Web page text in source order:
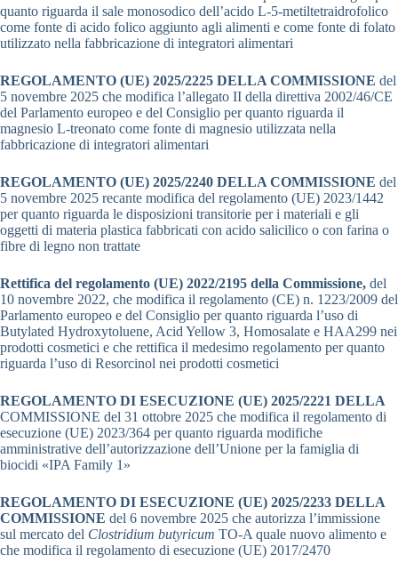
quanto riguarda il sale monosodico dell’acido L-5-metiltetraidrofolico
come fonte di acido folico aggiunto agli alimenti e come fonte di folato
utilizzato nella fabbricazione di integratori alimentari
REGOLAMENTO (UE) 2025/2225 DELLA COMMISSIONE del
5 novembre 2025 che modifica l’allegato II della direttiva 2002/46/CE
del Parlamento europeo e del Consiglio per quanto riguarda il
magnesio L-treonato come fonte di magnesio utilizzata nella
fabbricazione di integratori alimentari
REGOLAMENTO (UE) 2025/2240 DELLA COMMISSIONE del
5 novembre 2025 recante modifica del regolamento (UE) 2023/1442
per quanto riguarda le disposizioni transitorie per i materiali e gli
oggetti di materia plastica fabbricati con acido salicilico o con farina o
fibre di legno non trattate
Rettifica del regolamento (UE) 2022/2195 della Commissione, del
10 novembre 2022, che modifica il regolamento (CE) n. 1223/2009 del
Parlamento europeo e del Consiglio per quanto riguarda l’uso di
Butylated Hydroxytoluene, Acid Yellow 3, Homosalate e HAA299 nei
prodotti cosmetici e che rettifica il medesimo regolamento per quanto
riguarda l’uso di Resorcinol nei prodotti cosmetici
REGOLAMENTO DI ESECUZIONE (UE) 2025/2221 DELLA
COMMISSIONE del 31 ottobre 2025 che modifica il regolamento di
esecuzione (UE) 2023/364 per quanto riguarda modifiche
amministrative dell’autorizzazione dell’Unione per la famiglia di
biocidi «IPA Family 1»
REGOLAMENTO DI ESECUZIONE (UE) 2025/2233 DELLA
COMMISSIONE del 6 novembre 2025 che autorizza l’immissione
sul mercato del Clostridium butyricum TO-A quale nuovo alimento e
che modifica il regolamento di esecuzione (UE) 2017/2470